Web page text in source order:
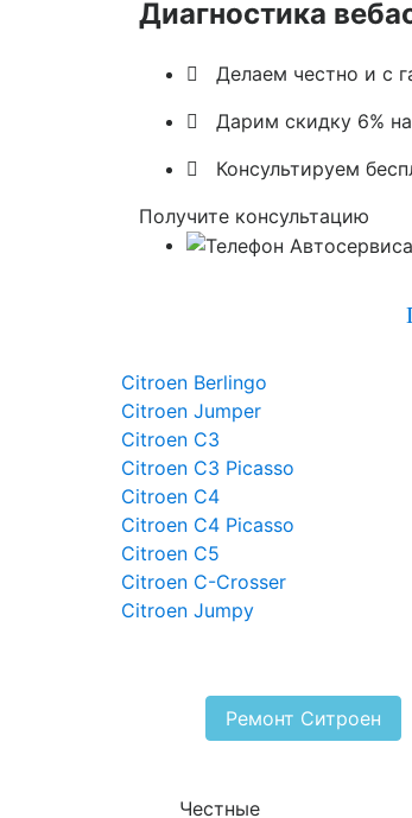
Диагностика
 Делаем честно и с
 Дарим скидку 6%
 Консультируем
Получите консультацию
Citroen Berlingo
Citroen Jumper
Citroen C3
Citroen C3 Picasso
Citroen C4
Citroen C4 Picasso
Citroen C5
Citroen C-Crosser
Citroen Jumpy
Ремонт Ситроен
Честные